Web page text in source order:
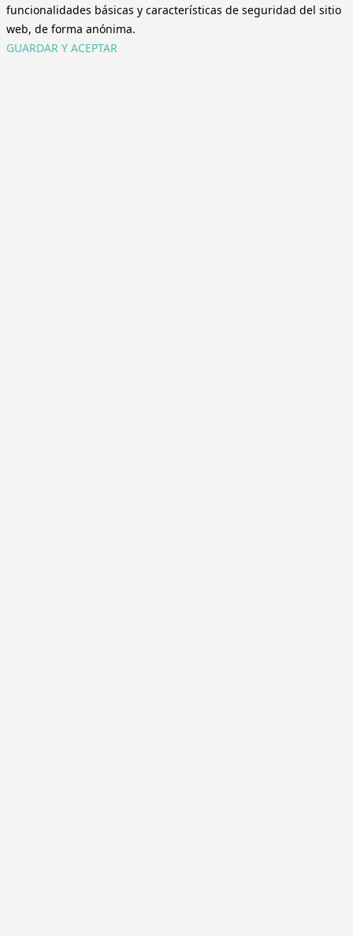
funcionalidades básicas y características de seguridad del sitio
web, de forma anónima.
GUARDAR Y ACEPTAR